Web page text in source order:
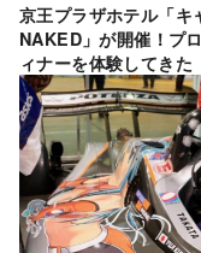
京王プラザホテル「
NAKED」が開催！プ
ィナーを体験してきた